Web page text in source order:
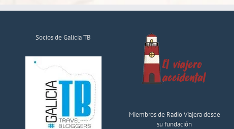
Socios de Galicia TB
Miembros de Radio Viajera desde
su fundación